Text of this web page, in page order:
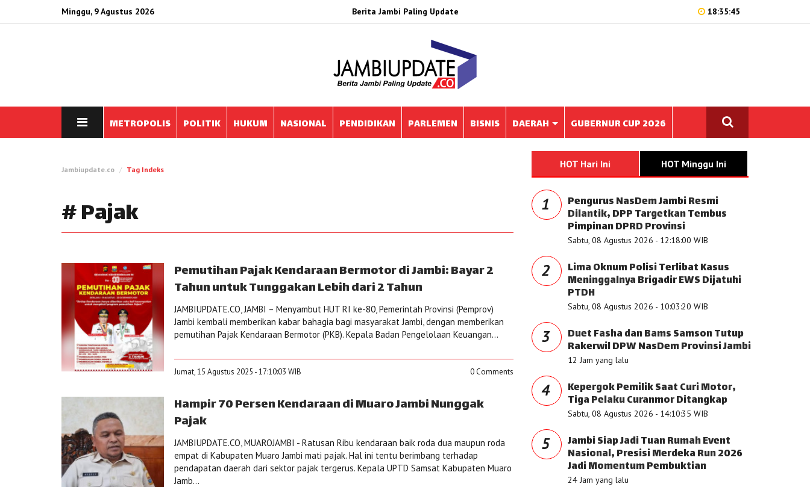
Minggu, 9 Agustus 2026 Berita Jambi Paling Update 18:35:45
METROPOLIS POLITIK HUKUM NASIONAL PENDIDIKAN PARLEMEN BISNIS DAERAH GUBERNUR CUP 2026
Jambiupdate.co Tag Indeks
# Pajak
Pemutihan Pajak Kendaraan Bermotor di Jambi: Bayar 2
Tahun untuk Tunggakan Lebih dari 2 Tahun
JAMBIUPDATE.CO, JAMBI – Menyambut HUT RI ke-80, Pemerintah Provinsi (Pemprov)
Jambi kembali memberikan kabar bahagia bagi masyarakat Jambi, dengan memberikan
pemutihan Pajak Kendaraan Bermotor (PKB). Kepala Badan Pengelolaan Keuangan...
Jumat, 15 Agustus 2025 - 17:10:03 WIB 0 Comments
Hampir 70 Persen Kendaraan di Muaro Jambi Nunggak
Pajak
JAMBIUPDATE.CO, MUAROJAMBI - Ratusan Ribu kendaraan baik roda dua maupun roda
empat di Kabupaten Muaro Jambi mati pajak. Hal ini tentu berimbang terhadap
pendapatan daerah dari sektor pajak tergerus. Kepala UPTD Samsat Kabupaten Muaro
Jamb...
HOT Hari Ini HOT Minggu Ini
1 Pengurus NasDem Jambi Resmi
Dilantik, DPP Targetkan Tembus
Pimpinan DPRD Provinsi
Sabtu, 08 Agustus 2026 - 12:18:00 WIB
2 Lima Oknum Polisi Terlibat Kasus
Meninggalnya Brigadir EWS Dijatuhi
PTDH
Sabtu, 08 Agustus 2026 - 10:03:20 WIB
3 Duet Fasha dan Bams Samson Tutup
Rakerwil DPW NasDem Provinsi Jambi
12 Jam yang lalu
4 Kepergok Pemilik Saat Curi Motor,
Tiga Pelaku Curanmor Ditangkap
Sabtu, 08 Agustus 2026 - 14:10:35 WIB
5 Jambi Siap Jadi Tuan Rumah Event
Nasional, Presisi Merdeka Run 2026
Jadi Momentum Pembuktian
24 Jam yang lalu